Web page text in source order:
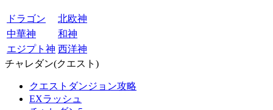
ドラゴン
北欧神
中華神
和神
エジプト神 西洋神
チャレダン(クエスト)
クエストダンジョン攻略
EXラッシュ